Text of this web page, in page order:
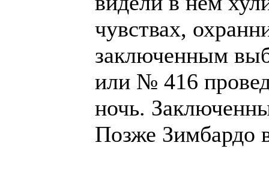
чувствах,
заключенным
или № 416
ночь.
Позже Зимбардо